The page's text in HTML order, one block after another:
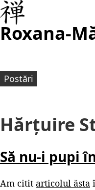
Roxana-
Postări
Hărțuire
Să nu-i pupi
Am citit articolul ăsta